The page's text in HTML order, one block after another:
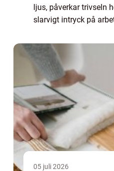
ljus, påverkar trivseln
slarvigt intryck på
skillnad än många
05 juli 2026